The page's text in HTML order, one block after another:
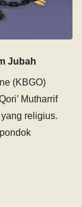
Jubah
(KBGO)
Mutharrif
religius.